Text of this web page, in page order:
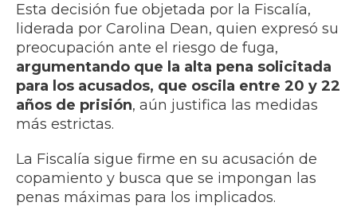
Esta decisión fue objetada por la Fiscalía,
liderada por Carolina Dean, quien expresó su
preocupación ante el riesgo de fuga,
argumentando que la alta pena solicitada
para los acusados, que oscila entre 20 y 22
años de prisión, aún justifica las medidas
más estrictas.
La Fiscalía sigue firme en su acusación de
copamiento y busca que se impongan las
penas máximas para los implicados.